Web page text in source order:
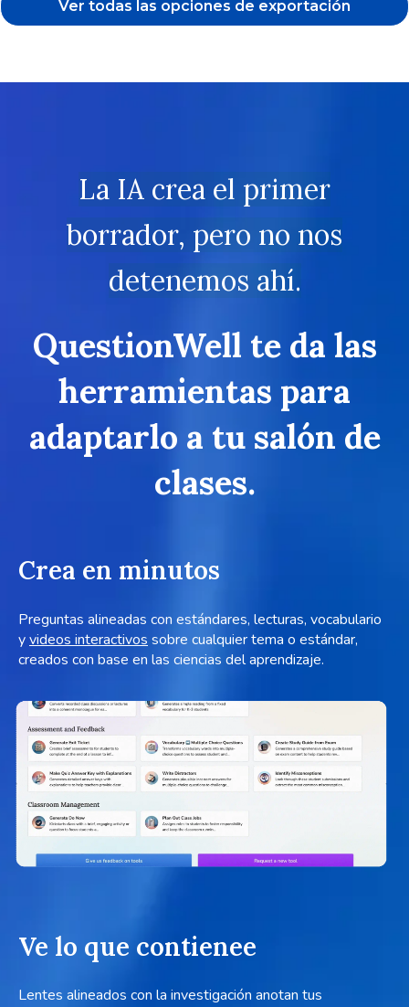
Ver todas las opciones de exportación
La IA crea el primer
borrador, pero no nos
detenemos ahí.
QuestionWell te da las
herramientas para
adaptarlo a tu salón de
clases.
Crea en minutos
Preguntas alineadas con estándares, lecturas, vocabulario
yvideos interactivos sobre cualquier tema o estándar,
creados con base en las ciencias del aprendizaje.
Ve lo que contienee
Lentes alineados con la investigación anotan tus